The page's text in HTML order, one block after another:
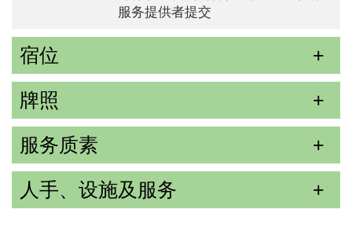
服务提供者提交
宿位
牌照
服务质素
人手、设施及服务